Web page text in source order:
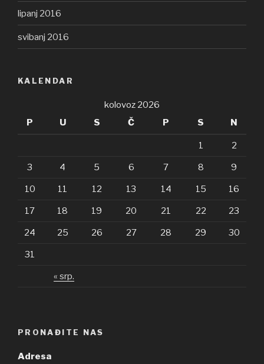
lipanj 2016
svibanj 2016
KALENDAR
kolovoz 2026
P
U S Č P S N
« srp.
1 2
3 4 5 6 7 8 9
10 11 12 13 14 15 16
17 18 19 20 21 22 23
24 25 26 27 28 29 30
31
PRONAĐITE NAS
Adresa